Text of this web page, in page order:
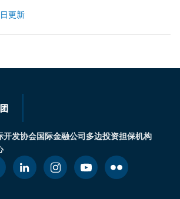
更新
开发协会国际金融公司多边投资担保机构